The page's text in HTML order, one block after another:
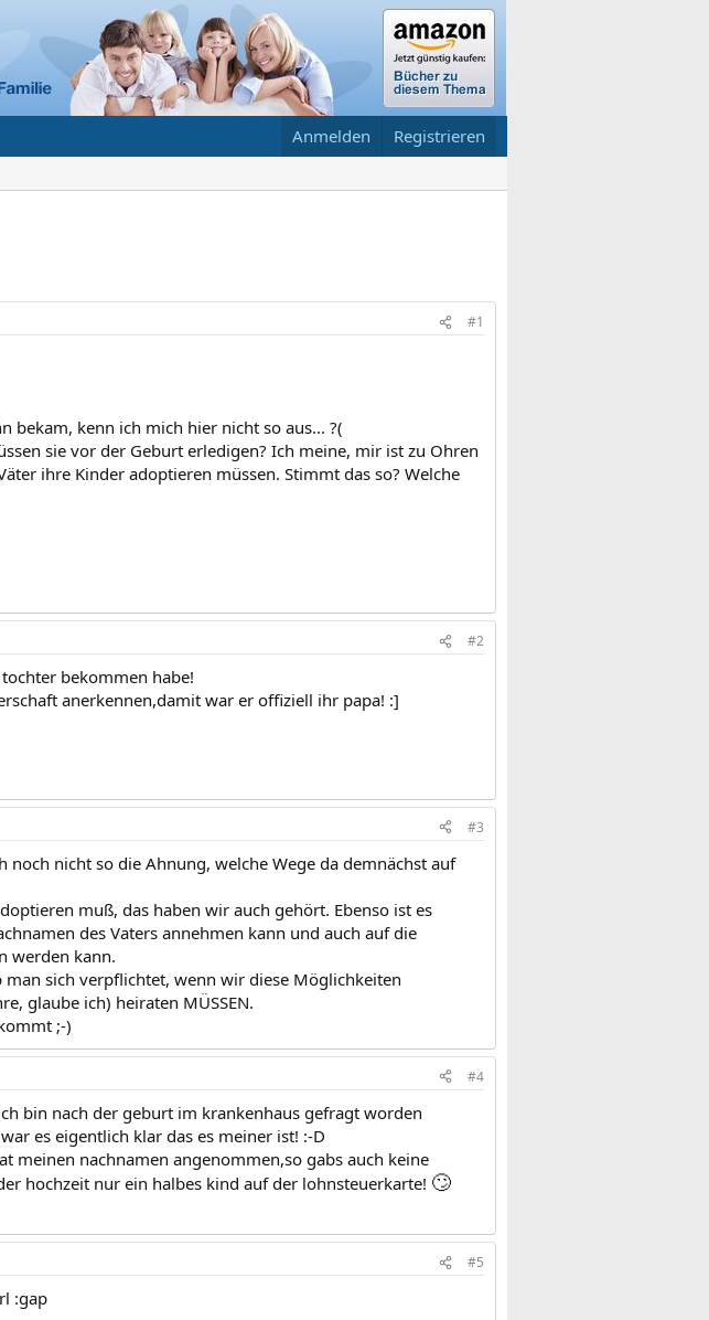
Anmelden Registrieren
#1
bekam, kenn ich mich hier nicht so aus... ?(
sie vor der Geburt erledigen? Ich meine, mir ist zu Ohren
ihre Kinder adoptieren müssen. Stimmt das so? Welche
#2
bekommen habe!
anerkennen,damit war er offiziell ihr papa! :]
#3
nicht so die Ahnung, welche Wege da demnächst auf
muß, das haben wir auch gehört. Ebenso ist es
des Vaters annehmen kann und auch auf die
werden kann.
sich verpflichtet, wenn wir diese Möglichkeiten
glaube ich) heiraten MÜSSEN.
;-)
#4
bin nach der geburt im krankenhaus gefragt worden
es eigentlich klar das es meiner ist! :-D
meinen nachnamen angenommen,so gabs auch keine
hochzeit nur ein halbes kind auf der lohnsteuerkarte! 🙄
#5
:gap